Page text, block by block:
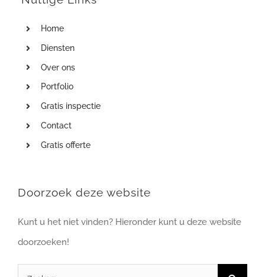
Home
Diensten
Over ons
Portfolio
Gratis inspectie
Contact
Gratis offerte
Doorzoek deze website
Kunt u het niet vinden? Hieronder kunt u deze website
doorzoeken!
Zoeken